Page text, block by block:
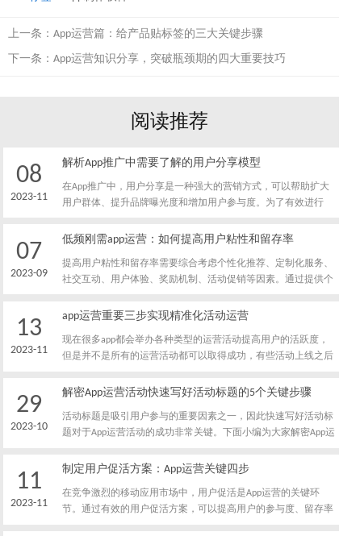
上一条： App运营篇：给产品贴标签的三大关键步骤
下一条： App运营知识分享，突破瓶颈期的四大重要技巧
阅读推荐
08
2023-11
解析App推广中需要了解的用户分享模型
在App推广中，用户分享是一种强大的营销方式，可以帮助扩大
用户群体、提升品牌曝光度和增加用户参与度。为了有效进行
中需要了解的用户分享模型，帮助您更好地制定推广策略和提升
07
2023-09
低频刚需app运营：如何提高用户粘性和留存率
提高用户粘性和留存率需要综合考虑个性化推荐、定制化服务、
社交互动、用户体验、奖励机制、活动促销等因素。通过提供个
吸引力和愉悦的用户体验，引入奖励机制和活动促销，持续优化
的可持续发展。
13
2023-11
app运营重要三步实现精准化活动运营
现在很多app都会举办各种类型的运营活动提高用户的活跃度，
但是并不是所有的运营活动都可以取得成功，有些活动上线之后
准化运营工作，下面我就跟大家交流一下，app运营人员实现精
29
2023-10
解密App运营活动快速写好活动标题的5个关键步骤
活动标题是吸引用户参与的重要因素之一，因此快速写好活动标
题对于App运营活动的成功非常关键。下面小编为大家解密App运
11
2023-11
制定用户促活方案：App运营关键四步
在竞争激烈的移动应用市场中，用户促活是App运营的关键环
节。通过有效的用户促活方案，可以提高用户的参与度、留存率